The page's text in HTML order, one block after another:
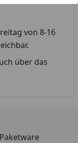
von 8-16
über das